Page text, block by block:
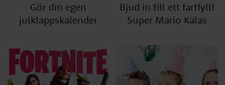
Gör din egen
julklappskalender
Bjud in till ett fartfyllt
Super Mario Kalas